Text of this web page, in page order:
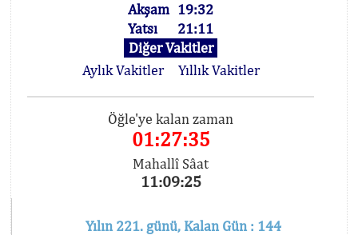
Akşam 19:32
Yatsı
21:11
Diğer Vakitler
Aylık Vakitler
Yıllık Vakitler
Öğle'ye kalan zaman
01:27:34
Mahallî Sâat
11:09:26
Yılın 221. günü, Kalan Gün : 144